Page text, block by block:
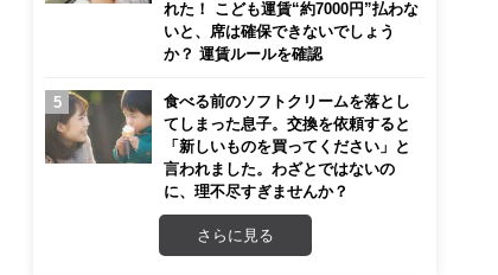
れた！ こども運賃“約7000円”払わな
いと、席は確保できないでしょう
か？ 運賃ルールを確認
食べる前のソフトクリームを落とし
てしまった息子。交換を依頼すると
「新しいものを買ってください」と
言われました。わざとではないの
に、理不尽すぎませんか？
さらに見る